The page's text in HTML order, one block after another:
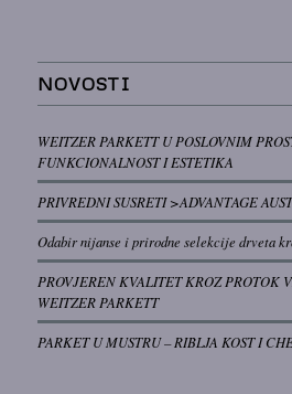
NOVOSTI
WEITZER PARKETT U POSLOVNIM
FUNKCIONALNOST I ESTETIKA
PRIVREDNI SUSRETI >ADVANTAGE
Odabir nijanse i prirodne selekcije drveta
PROVJEREN KVALITET KROZ PROTOK
WEITZER PARKETT
PARKET U MUSTRU – RIBLJA KOST I